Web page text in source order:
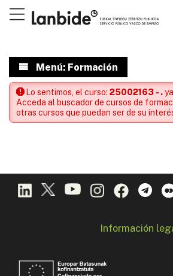
Menú: Formación
Lo sentimos, el curso:25002163 - .
Acceda al buscador de cursos de
otras cursos que puedan ser de su
Información